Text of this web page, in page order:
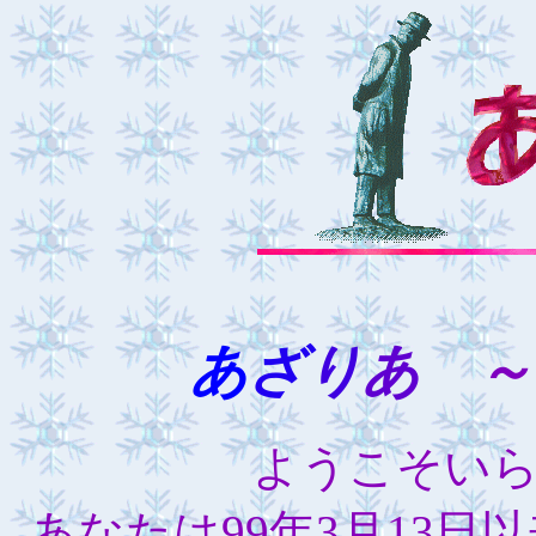
あざりあ ～
ようこそい